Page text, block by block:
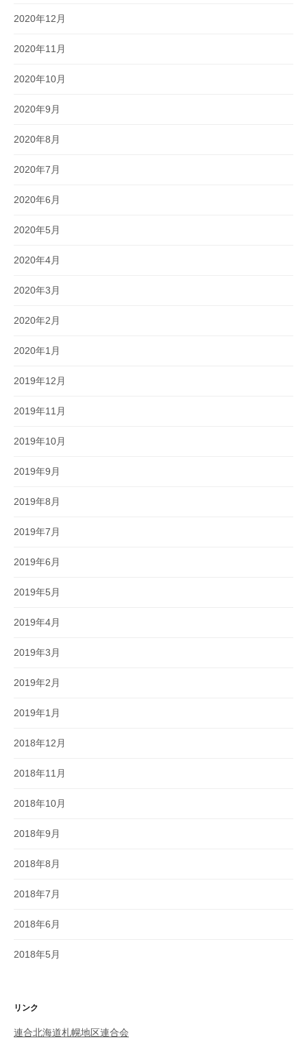
2020年12月
2020年11月
2020年10月
2020年9月
2020年8月
2020年7月
2020年6月
2020年5月
2020年4月
2020年3月
2020年2月
2020年1月
2019年12月
2019年11月
2019年10月
2019年9月
2019年8月
2019年7月
2019年6月
2019年5月
2019年4月
2019年3月
2019年2月
2019年1月
2018年12月
2018年11月
2018年10月
2018年9月
2018年8月
2018年7月
2018年6月
2018年5月
リンク
連合北海道札幌地区連合会